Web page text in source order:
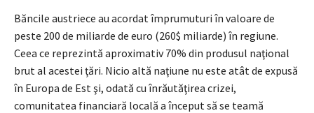
Băncile austriece au acordat împrumuturi în valoare de
peste 200 de miliarde de euro (260$ miliarde) în regiune.
Ceea ce reprezintă aproximativ 70% din produsul naţional
brut al acestei ţări. Nicio altă naţiune nu este atât de expusă
în Europa de Est şi, odată cu înrăutăţirea crizei,
comunitatea financiară locală a început să se teamă